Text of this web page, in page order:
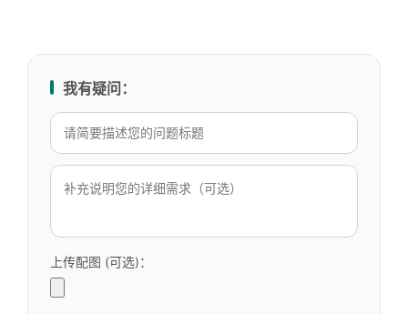
我有疑问：
上传配图 (可选)：